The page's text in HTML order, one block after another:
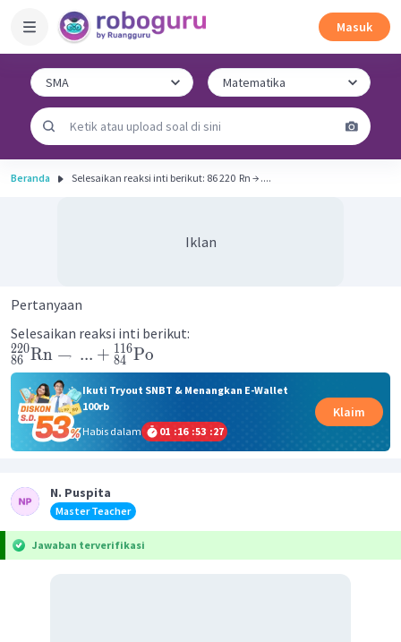
Masuk
Beranda Selesaikan reaksi inti berikut: 86 220 ​ Rn → ....
Iklan
Pertanyaan
Selesaikan reaksi inti berikut:
86
220Rn → ... + 84
116Po
Ikuti Tryout SNBT & Menangkan E-Wallet
100rb
Habis dalam
01 :16 :53 :26
Klaim
N. Puspita
Master Teacher
Jawaban terverifikasi